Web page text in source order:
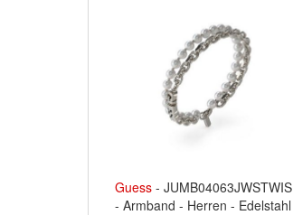
Guess - JUMB04063JWSTWIS
- Armband - Herren - Edelstahl